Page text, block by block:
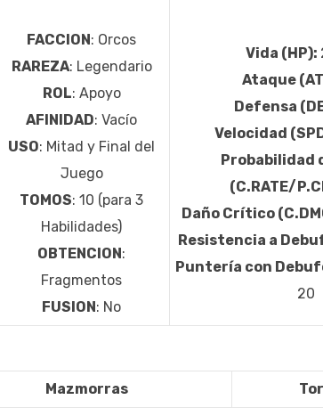
FACCION : Orcos
RAREZA: Legendario
ROL: Apoyo
AFINIDAD: Vacío
USO: Mitad y Final del
Juego
TOMOS: 10 (para 3
Habilidades)
OBTENCION :
Fragmentos
FUSION : No
Vida (HP):
Ataque
Defensa
Velocidad
Probabilidad
(C.RATE/
Daño Crítico
Resistencia a
Puntería con
20
Mazmorras